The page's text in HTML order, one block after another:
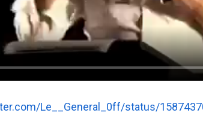
Le__General_0ff/status/